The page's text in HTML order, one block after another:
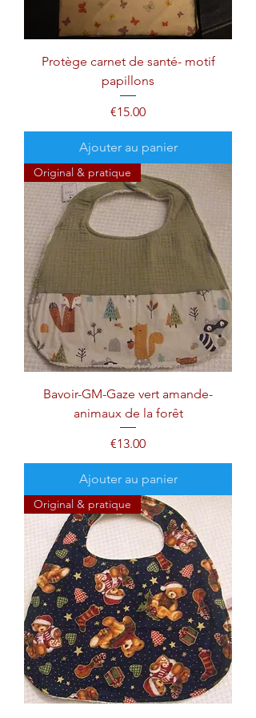
Protège carnet de santé- motif
papillons
Prix
€15.00
Ajouter au panier
Original & pratique
Bavoir-GM-Gaze vert amande-
animaux de la forêt
Prix
€13.00
Ajouter au panier
Original & pratique